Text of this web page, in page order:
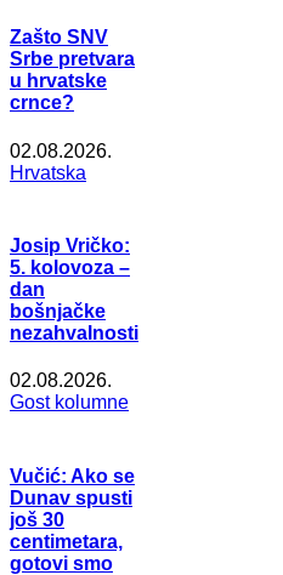
Zašto SNV
Srbe pretvara
u hrvatske
crnce?
02.08.2026.
Hrvatska
Josip Vričko:
5. kolovoza –
dan
bošnjačke
nezahvalnosti
02.08.2026.
Gost kolumne
Vučić: Ako se
Dunav spusti
još 30
centimetara,
gotovi smo